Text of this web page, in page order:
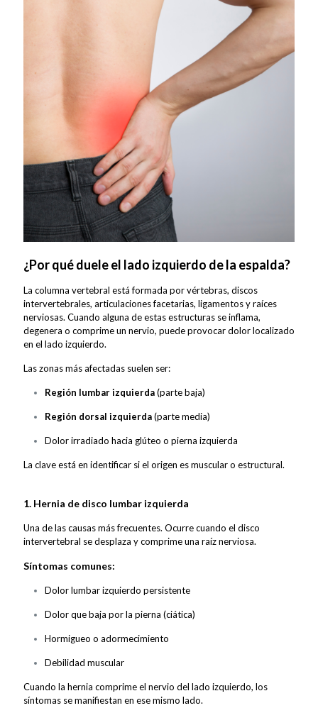
¿Por qué duele el lado izquierdo de la espalda?
La columna vertebral está formada por vértebras, discos
intervertebrales, articulaciones facetarias, ligamentos y raíces
nerviosas. Cuando alguna de estas estructuras se inflama,
degenera o comprime un nervio, puede provocar dolor localizado
en el lado izquierdo.
Las zonas más afectadas suelen ser:
Región lumbar izquierda(parte baja)
Región dorsal izquierda(parte media)
Dolor irradiado hacia glúteo o pierna izquierda
La clave está en identificar si el origen es muscular o estructural.
1. Hernia de disco lumbar izquierda
Una de las causas más frecuentes. Ocurre cuando el disco
intervertebral se desplaza y comprime una raíz nerviosa.
Síntomas comunes:
Dolor lumbar izquierdo persistente
Dolor que baja por la pierna (ciática)
Hormigueo o adormecimiento
Debilidad muscular
Cuando la hernia comprime el nervio del lado izquierdo, los
síntomas se manifiestan en ese mismo lado.